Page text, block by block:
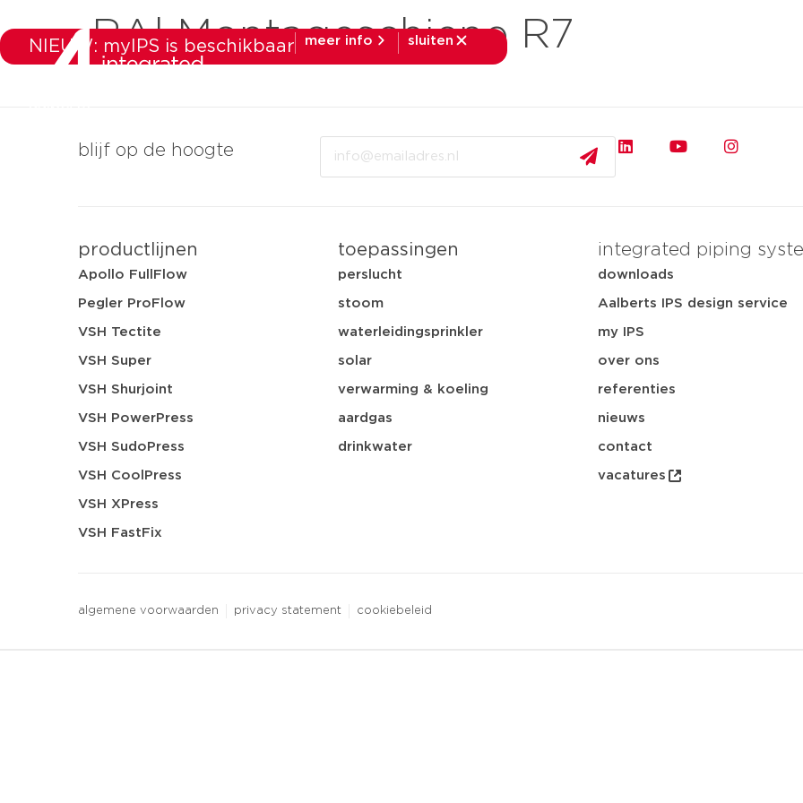
NIEUW: myIPS is beschikbaar meer info
sluiten
RAl Montageschiene R7
blijf op de hoogte
productlijnen
Apollo FullFlow
Pegler ProFlow
VSH Tectite
VSH Super
VSH Shurjoint
VSH PowerPress
VSH SudoPress
VSH CoolPress
VSH XPress
VSH FastFix
toepassingen
perslucht
stoom
waterleidingsprinkler
solar
verwarming & koeling
aardgas
drinkwater
integrated piping
downloads
Aalberts IPS design service
my IPS
over ons
referenties
nieuws
contact
vacatures
algemene voorwaarden privacy statement cookiebeleid